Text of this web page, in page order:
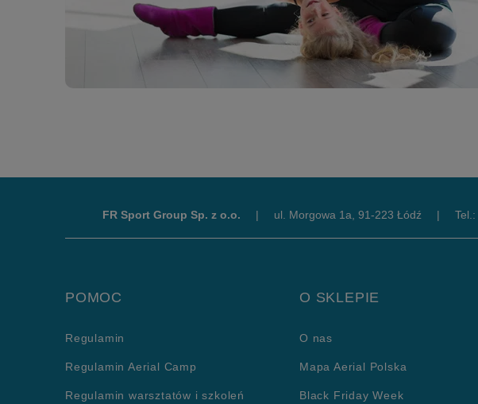
FR Sport Group Sp. z o.o. | ul. Morgowa 1a, 91-223 Łódź | Tel.:
POMOC
Regulamin
Regulamin Aerial Camp
Regulamin warsztatów i szkoleń
O SKLEPIE
O nas
Mapa Aerial Polska
Black Friday Week